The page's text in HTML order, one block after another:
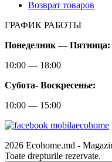
Возврат товаров
ГРАФИК РАБОТЫ
Понеделник — Пятница:
10:00 — 18:00
Субота- Воскресенье:
10:00 — 15:00
2026 Ecohome.md -
Toate drepturile rezervate.